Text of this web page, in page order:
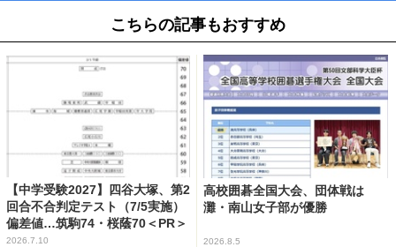
こちらの記事もおすすめ
【中学受験2027】四谷大塚、第2
回合不合判定テスト（7/5実施）
偏差値…筑駒74・桜蔭70＜PR＞
2026.7.10
高校囲碁全国大会、団体戦は
灘・南山女子部が優勝
2026.8.5